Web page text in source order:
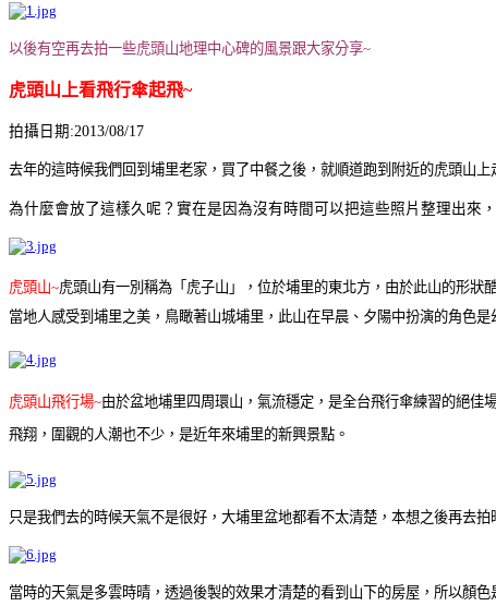
以後有空再去拍一些虎頭山地理中心碑的風景跟大家分享~
虎頭山上看飛行傘起飛~
拍攝日期:2013/08/17
去年的這時候我們回到埔里老家，買了中餐之後，就順道跑到附近的虎頭山
為什麼會放了這樣久呢？實在是因為沒有時間可以把這些照片整理出來
虎頭山~虎頭山有一別稱為「虎子山」，位於埔里的東北方，由於此山的形狀
當地人感受到 埔里之美，鳥瞰著山城埔里 ，此山在早晨、夕陽中扮演的角色
虎頭山飛行場~由於盆地埔里 四周環山，氣流穩定，是全台飛行傘練習的絕
飛翔，圍觀的人潮也不少，是近年來埔里的新興景點。
只是我們去的時候天氣不是很好，大埔里盆地都看不太清楚，本想之後再去
當時的天氣是多雲時晴，透過後製的效果才清楚的看到山下的房屋，所以顏色